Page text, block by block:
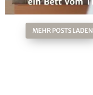
MEHR POSTS LADEN